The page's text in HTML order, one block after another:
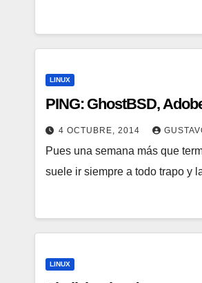
LINUX
PING: GhostBSD,
4 OCTUBRE, 2014
Pues una semana más que
suele ir siempre a todo trapo y
LINUX